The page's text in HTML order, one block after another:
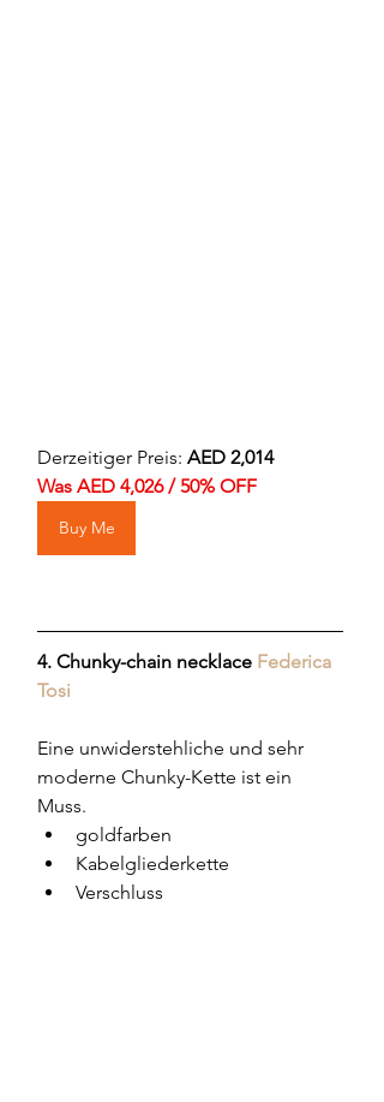
Derzeitiger Preis: AED 2,014
Was AED 4,026 / 50% OFF
Buy Me
4. Chunky-chain necklace Federica
Tosi
Eine unwiderstehliche und sehr
moderne Chunky-Kette ist ein
Muss.
goldfarben
Kabelgliederkette
Verschluss